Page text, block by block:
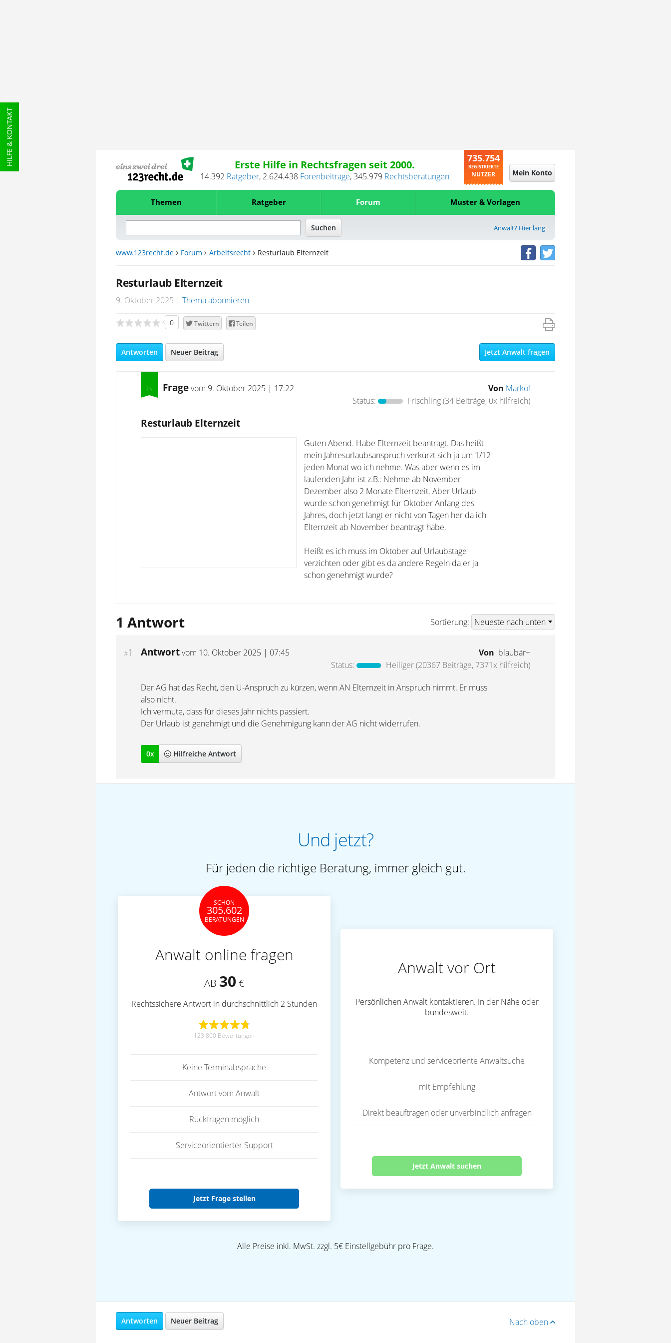
HILFE & KONTAKT Erste Hilfe in Rechtsfragen seit 2000.
14.392 Ratgeber, 2.624.438 Forenbeiträge,345.979 Rechtsberatungen
735.754
REGISTRIERTE
NUTZER Mein Konto
Themen Ratgeber Forum Muster & Vorlagen
Anwalt? Hier lang
www.123recht.de Forum Arbeitsrecht Resturlaub Elternzeit
Resturlaub Elternzeit
9. Oktober 2025 Thema abonnieren
0 Twittern Teilen
Antworten Neuer Beitrag Jetzt Anwalt fragen
Fragevom 9. Oktober 2025 | 17:22 Von Marko!
Status:
Frischling(34 Beiträge, 0x hilfreich)
Resturlaub Elternzeit
Guten Abend. Habe Elternzeit beantragt. Das heißt
mein Jahresurlaubsanspruch verkürzt sich ja um 1/12
jeden Monat wo ich nehme. Was aber wenn es im
laufenden Jahr ist z.B.: Nehme ab November
Dezember also 2 Monate Elternzeit. Aber Urlaub
wurde schon genehmigt für Oktober Anfang des
Jahres, doch jetzt langt er nicht von Tagen her da ich
Elternzeit ab November beantragt habe.
Heißt es ich muss im Oktober auf Urlaubstage
verzichten oder gibt es da andere Regeln da er ja
schon genehmigt wurde?
1 Antwort Sortierung:
#1 Antwortvom 10. Oktober 2025 | 07:45 Von blaubär+
Status:
Heiliger(20367 Beiträge, 7371x hilfreich)
Der AG hat das Recht, den U-Anspruch zu kürzen, wenn AN Elternzeit in Anspruch nimmt. Er muss
also nicht.
Ich vermute, dass für dieses Jahr nichts passiert.
Der Urlaub ist genehmigt und die Genehmigung kann der AG nicht widerrufen.
0x Hilfreiche Antwort
Und jetzt?
Für jeden die richtige Beratung, immer gleich gut.
SCHON
305.602
BERATUNGEN
Anwalt online fragen
AB 30 €
Rechtssichere Antwort in durchschnittlich 2 Stunden
123.860 Bewertungen
Keine Terminabsprache
Antwort vom Anwalt
Rückfragen möglich
Serviceorientierter Support
Jetzt Frage stellen
Anwalt vor Ort
Persönlichen Anwalt kontaktieren. In der Nähe oder
bundesweit.
Kompetenz und serviceoriente Anwaltsuche
mit Empfehlung
Direkt beauftragen oder unverbindlich anfragen
Jetzt Anwalt suchen
Alle Preise inkl. MwSt. zzgl. 5€ Einstellgebühr pro Frage.
Nach oben
Antworten Neuer Beitrag